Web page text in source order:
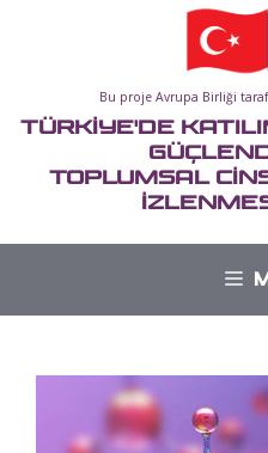
Bu proje Avrupa Birliği
TÜRKİYE'DE
TOPLUMSAL